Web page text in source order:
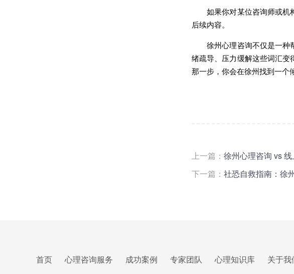
如果你对某位咨询师或机构
后续内容。
徐州心理咨询不仅是一种帮
绪疏导、压力缓解这些词汇变
那一步，你会在徐州找到一个
上一篇： 徐州心理咨询 vs
下一篇： 社恐自救指南：徐
首页 心理咨询服务 成功案例 专家团队 心理知识库 关于我